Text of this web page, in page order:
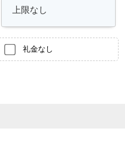
礼金なし